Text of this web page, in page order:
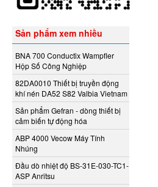
Sản phẩm xem nhiều
BNA 700 Conductix Wampfler
Hộp Số Công Nghiệp
82DA0010 Thiết bị truyền động
khí nén DA52 S82 Valbia Vietnam
Sản phẩm Gefran - dòng thiết bị
cảm biến tự động hóa
ABP 4000 Vecow Máy Tính
Nhúng
Đầu dò nhiệt độ BS-31E-030-TC1-
ASP Anritsu